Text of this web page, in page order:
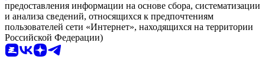
предоставления информации на основе сбора, систематизации
и анализа сведений, относящихся к предпочтениям
пользователей сети «Интернет», находящихся на территории
Российской Федерации)